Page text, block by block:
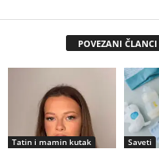
POVEZANI ČLANCI
Tatin i mamin kutak Saveti